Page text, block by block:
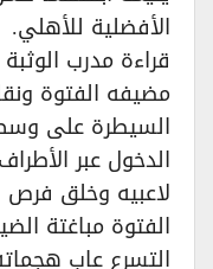
الأفضلية للأهلي.
قراءة مدرب
مضيفه الفتوة
السيطرة على
الدخول عبر
لاعبيه وخلق
الفتوة مباغتة
التسرع عاب